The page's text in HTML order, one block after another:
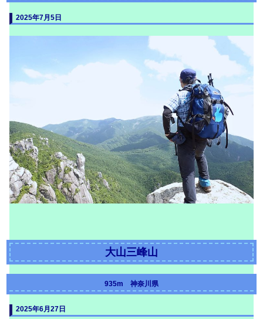
2025年7月5日
大山三峰山
935m 神奈川県
2025年6月27日